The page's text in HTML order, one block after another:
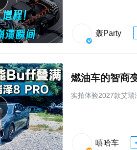
轰Party
实拍体验2027款艾
嘻哈车